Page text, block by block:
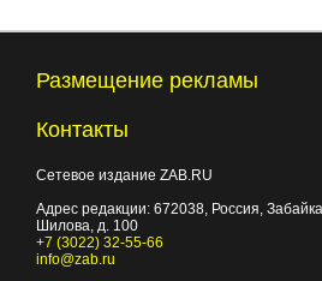
Размещение рекламы
Контакты
Сетевое издание ZAB.RU
Адрес редакции: 672038, Россия,
Шилова, д. 100
+7 (3022) 32-55-66
info@zab.ru